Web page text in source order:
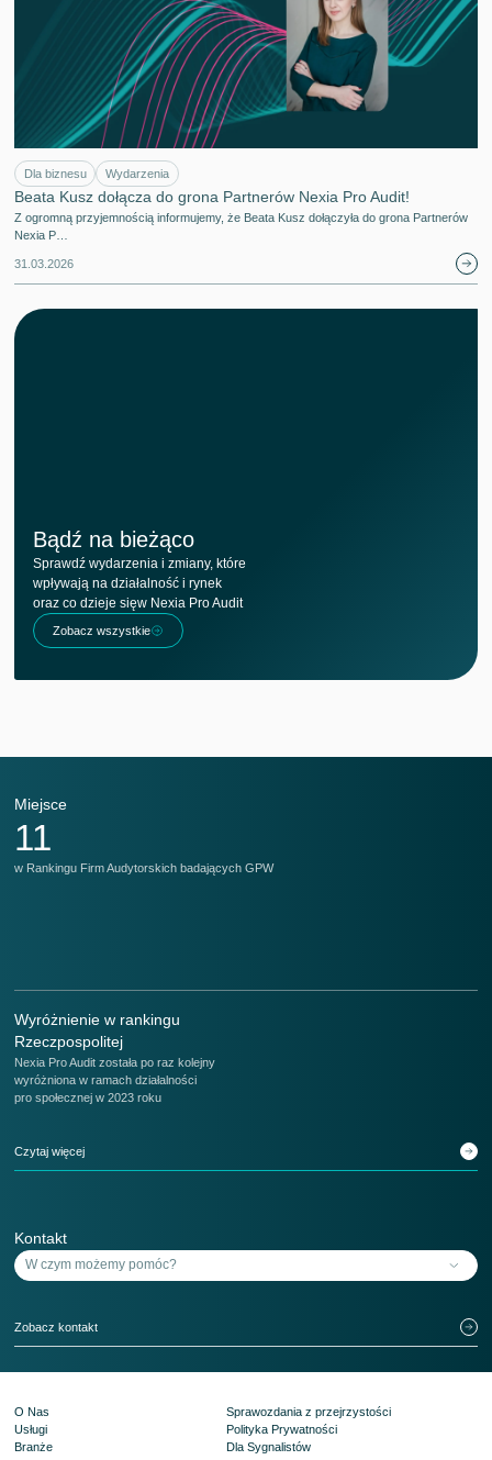
Dla biznesu Wydarzenia
Beata Kusz dołącza do grona Partnerów Nexia Pro Audit!
Z ogromną przyjemnością informujemy, że Beata Kusz dołączyła do grona Partnerów
Nexia P…
31.03.2026
Bądź na bieżąco
Sprawdź wydarzenia i zmiany, które
wpływają na działalność i rynek
oraz co dzieje sięw Nexia Pro Audit
Zobacz wszystkie
Miejsce
11
w Rankingu Firm Audytorskich badających GPW
Wyróżnienie w rankingu
Rzeczpospolitej
Nexia Pro Audit została po raz kolejny
wyróżniona w ramach działalności
pro społecznej w 2023 roku
Czytaj więcej
Kontakt
Zobacz kontakt
O Nas
Usługi
Branże
Sprawozdania z przejrzystości
Polityka Prywatności
Dla Sygnalistów